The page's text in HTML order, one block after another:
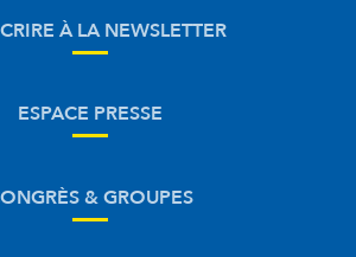
À LA NEWSLETTER
ESPACE PRESSE
& GROUPES